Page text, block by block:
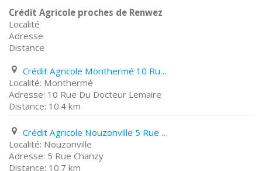
Crédit Agricole proches de Renwez
Localité
Adresse
Distance
Crédit Agricole Monthermé 10 Rue Du Docteur Lemaire
Monthermé
10 Rue Du Docteur Lemaire
10.4 km
Crédit Agricole Nouzonville 5 Rue Chanzy
Nouzonville
5 Rue Chanzy
10.7 km